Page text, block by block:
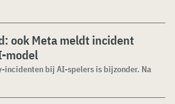
ook Meta meldt incident
model
incidenten bij AI-spelers is bijzonder. Na